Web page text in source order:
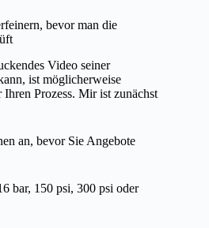
bevor man die
Video seiner
ist möglicherweise
Prozess. Mir ist zunächst
an, bevor Sie Angebote
bar, 150 psi, 300 psi oder